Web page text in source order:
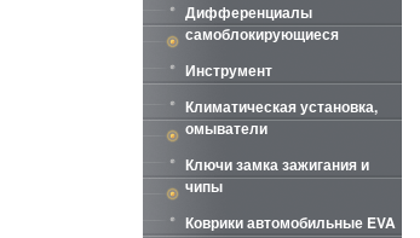
Дифференциалы
самоблокирующиеся
Инструмент
Климатическая установка,
омыватели
Ключи замка зажигания и
чипы
Коврики автомобильные EVA